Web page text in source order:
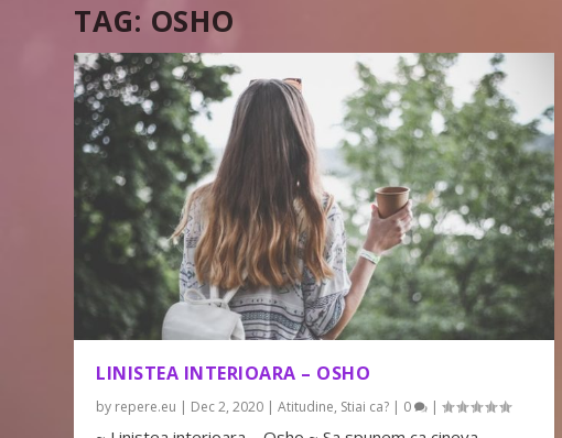
TAG: OSHO
LINISTEA INTERIOARA – OSHO
by repere.eu | Dec 2, 2020 |Atitudine, Stiai ca? | 0 |